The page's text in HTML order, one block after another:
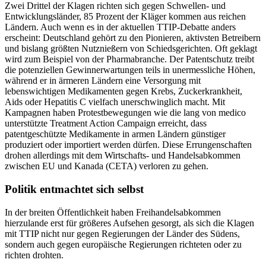
Zwei Drittel der Klagen richten sich gegen Schwellen- und
Entwicklungsländer, 85 Prozent der Kläger kommen aus reichen
Ländern. Auch wenn es in der aktuellen TTIP-Debatte anders
erscheint: Deutschland gehört zu den Pionieren, aktivsten Betreibern
und bislang größten Nutznießern von Schiedsgerichten. Oft geklagt
wird zum Beispiel von der Pharmabranche. Der Patentschutz treibt
die potenziellen Gewinnerwartungen teils in unermessliche Höhen,
während er in ärmeren Ländern eine Versorgung mit
lebenswichtigen Medikamenten gegen Krebs, Zuckerkrankheit,
Aids oder Hepatitis C vielfach unerschwinglich macht. Mit
Kampagnen haben Protestbewegungen wie die lang von medico
unterstützte Treatment Action Campaign erreicht, dass
patentgeschützte Medikamente in armen Ländern günstiger
produziert oder importiert werden dürfen. Diese Errungenschaften
drohen allerdings mit dem Wirtschafts- und Handelsabkommen
zwischen EU und Kanada (CETA) verloren zu gehen.
Politik entmachtet sich selbst
In der breiten Öffentlichkeit haben Freihandelsabkommen
hierzulande erst für größeres Aufsehen gesorgt, als sich die Klagen
mit TTIP nicht nur gegen Regierungen der Länder des Südens,
sondern auch gegen europäische Regierungen richteten oder zu
richten drohten.